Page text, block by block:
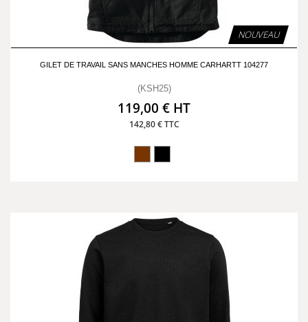
NOUVEAU
GILET DE TRAVAIL SANS MANCHES HOMME CARHARTT 104277
(KSH25)
119,00 € HT
142,80 € TTC